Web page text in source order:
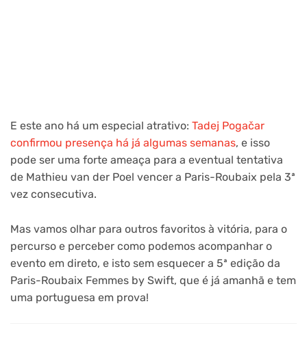
E este ano há um especial atrativo: Tadej Pogačar
confirmou presença há já algumas semanas, e isso
pode ser uma forte ameaça para a eventual tentativa
de Mathieu van der Poel vencer a Paris-Roubaix pela 3ª
vez consecutiva.
Mas vamos olhar para outros favoritos à vitória, para o
percurso e perceber como podemos acompanhar o
evento em direto, e isto sem esquecer a 5ª edição da
Paris-Roubaix Femmes by Swift, que é já amanhã e tem
uma portuguesa em prova!